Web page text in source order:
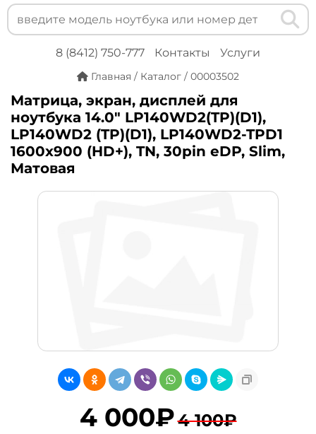
8 (8412) 750-777 Контакты Услуги
Главная / Каталог / 00003502
Матрица, экран, дисплей для
ноутбука 14.0" LP140WD2(TP)(D1),
LP140WD2 (TP)(D1), LP140WD2-TPD1
1600x900 (HD+), TN, 30pin eDP, Slim,
Матовая
4 000₽4 100₽